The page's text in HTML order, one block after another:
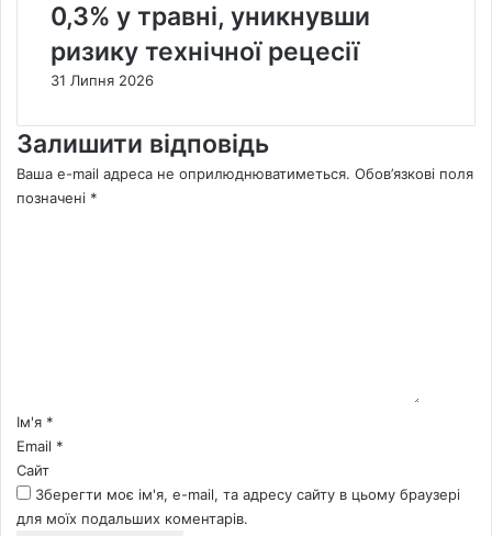
0,3% у травні, уникнувши
ризику технічної рецесії
31 Липня 2026
Залишити відповідь
Ваша e-mail адреса не оприлюднюватиметься. Обов’язкові поля
позначені *
*Ім'я *
Email *
Сайт
Зберегти моє ім'я, e-mail, та адресу сайту в цьому браузері
для моїх подальших коментарів.